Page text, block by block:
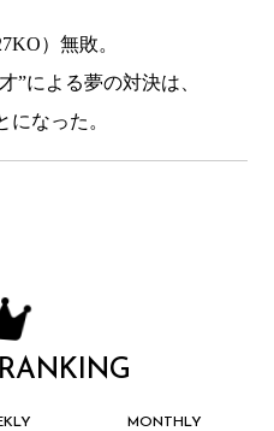
）無敗。
”による夢の対決は、
なった。
MONTHLY